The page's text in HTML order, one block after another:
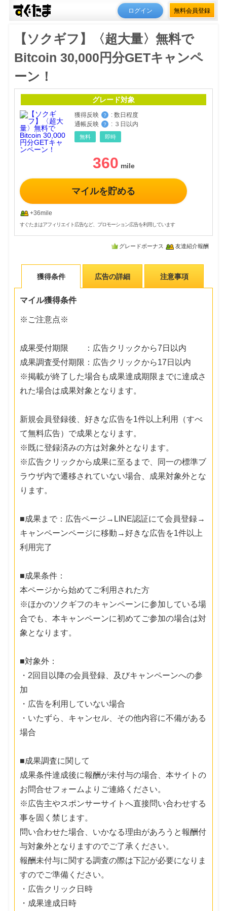
ログイン 無料会員登録
【ソクギフ】〈超大量〉無料で
Bitcoin 30,000円分GETキャンペ
ーン！
グレード対象
獲得反映 ？ : 数日程度
通帳反映
？ : ３日以内
無料 即時
360
マイルを貯める
+36mile
すぐたまはアフィリエイト広告など、プロモーション広告を利用しています
グレードボーナス 友達紹介報酬
獲得条件 広告の詳細 注意事項
マイル獲得条件
※ご注意点※
成果受付期限 ：広告クリックから7日以内
成果調査受付期限：広告クリックから17日以内
※掲載が終了した場合も成果達成期限までに達成さ
れた場合は成果対象となります。
新規会員登録後、好きな広告を1件以上利用（すべ
て無料広告）で成果となります。
※既に登録済みの方は対象外となります。
※広告クリックから成果に至るまで、同一の標準ブ
ラウザ内で遷移されていない場合、成果対象外とな
ります。
■成果まで：広告ページ→LINE認証にて会員登録→
キャンペーンページに移動→好きな広告を1件以上
利用完了
■成果条件：
本ページから始めてご利用された方
※ほかのソクギフのキャンペーンに参加している場
合でも、本キャンペーンに初めてご参加の場合は対
象となります。
■対象外：
・2回目以降の会員登録、及びキャンペーンへの参
加
・広告を利用していない場合
・いたずら、キャンセル、その他内容に不備がある
場合
■成果調査に関して
成果条件達成後に報酬が未付与の場合、本サイトの
お問合せフォームよりご連絡ください。
※広告主やスポンサーサイトへ直接問い合わせする
事を固く禁じます。
問い合わせた場合、いかなる理由があろうと報酬付
与対象外となりますのでご了承ください。
報酬未付与に関する調査の際は下記が必要になりま
すのでご準備ください。
・広告クリック日時
・成果達成日時